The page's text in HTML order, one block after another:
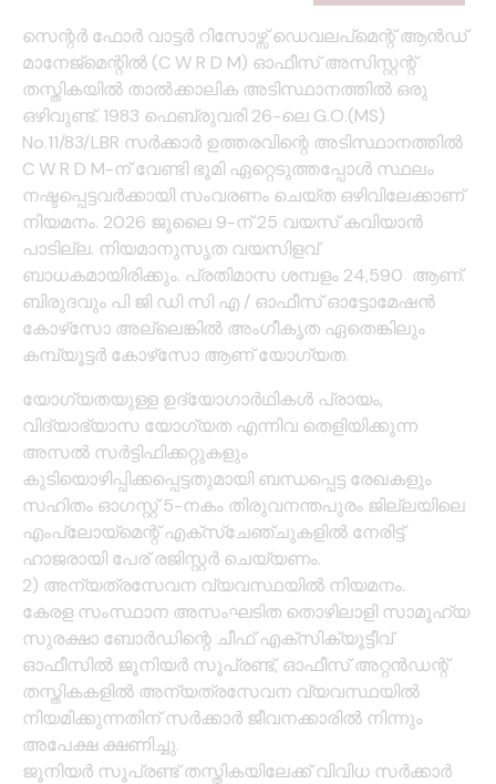
സെന്റർ ഫോർ വാട്ടർ റിസോഴ്സ് ഡെവലപ്‌മെന്റ് ആൻഡ്
മാനേജ്‌മെന്റിൽ (C W R D M) ഓഫീസ് അസിസ്റ്റന്റ്
തസ്തികയിൽ താൽക്കാലിക അടിസ്ഥാനത്തിൽ ഒരു
ഒഴിവുണ്ട്. 1983 ഫെബ്രുവരി 26-ലെ G.O.(MS)
No.11/83/LBR സർക്കാർ ഉത്തരവിന്റെ അടിസ്ഥാനത്തിൽ
C W R D M-ന് വേണ്ടി ഭൂമി ഏറ്റെടുത്തപ്പോൾ സ്ഥലം
നഷ്ടപ്പെട്ടവർക്കായി സംവരണം ചെയ്ത ഒഴിവിലേക്കാണ്
നിയമനം. 2026 ജൂലൈ 9-ന് 25 വയസ് കവിയാൻ
പാടില്ല. നിയമാനുസൃത വയസിളവ്
ബാധകമായിരിക്കും. പ്രതിമാസ ശമ്പളം 24,590 ആണ്.
ബിരുദവും പി ജി ഡി സി എ / ഓഫീസ് ഓട്ടോമേഷൻ
കോഴ്‌സോ അല്ലെങ്കിൽ അംഗീകൃത ഏതെങ്കിലും
കമ്പ്യൂട്ടർ കോഴ്‌സോ ആണ് യോഗ്യത.
യോഗ്യതയുള്ള ഉദ്യോഗാർഥികൾ പ്രായം,
വിദ്യാഭ്യാസ യോഗ്യത എന്നിവ തെളിയിക്കുന്ന
അസൽ സർട്ടിഫിക്കറ്റുകളും
കുടിയൊഴിപ്പിക്കപ്പെട്ടതുമായി ബന്ധപ്പെട്ട രേഖകളും
സഹിതം ഓഗസ്റ്റ് 5-നകം തിരുവനന്തപുരം ജില്ലയിലെ
എംപ്ലോയ്‌മെന്റ് എക്‌സ്‌ചേഞ്ചുകളിൽ നേരിട്ട്
ഹാജരായി പേര് രജിസ്റ്റർ ചെയ്യണം.
2) അന്യത്രസേവന വ്യവസ്ഥയിൽ നിയമനം.
കേരള സംസ്ഥാന അസംഘടിത തൊഴിലാളി സാമൂഹ്യ
സുരക്ഷാ ബോർഡിന്റെ ചീഫ് എക്‌സിക്യൂട്ടീവ്
ഓഫീസിൽ ജൂനിയർ സൂപ്രണ്ട്, ഓഫീസ് അറ്റൻഡന്റ്
തസ്തികകളിൽ അന്യത്രസേവന വ്യവസ്ഥയിൽ
നിയമിക്കുന്നതിന് സർക്കാർ ജീവനക്കാരിൽ നിന്നും
അപേക്ഷ ക്ഷണിച്ചു.
ജൂനിയർ സൂപ്രണ്ട് തസ്തികയിലേക്ക് വിവിധ സർക്കാർ